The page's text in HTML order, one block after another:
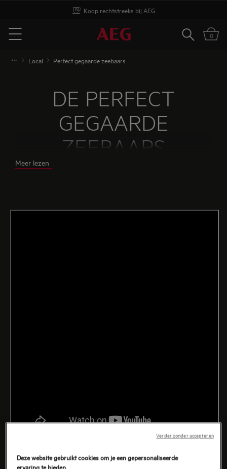
Koop rechtstreeks bij AEG
Menu
Zoeken0
Local Perfect gegaarde zeebaars
DE PERFECT
GEGAARDE
ZEEBAARS
Het voordeel van het sous-vide voorgaren, is dat
recept van Filip Claeys in z'n werk gaat.
Meer lezen
Deze website gebruikt cookies om je een gepersonaliseerde
ervaring te bieden.
Verder zonder accepteren